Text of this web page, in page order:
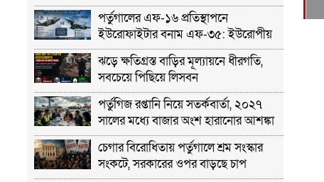
পর্তুগালের এফ-১৬ প্রতিস্থাপনে
ইউরোফাইটার বনাম এফ-৩৫: ইউরোপীয়
প্রতিরক্ষা শিল্পে নতুন বিতর্ক
ঝড়ে ক্ষতিগ্রস্ত বাড়ির মূল্যায়নে ধীরগতি,
সবচেয়ে পিছিয়ে লিসবন
পর্তুগিজ রপ্তানি নিয়ে সতর্কবার্তা, ২০২৭
সালের মধ্যে বাজার অংশ হারানোর আশঙ্কা
চেগার বিরোধিতায় পর্তুগালে শ্রম সংস্কার
সংকটে, সরকারের ওপর বাড়ছে চাপ